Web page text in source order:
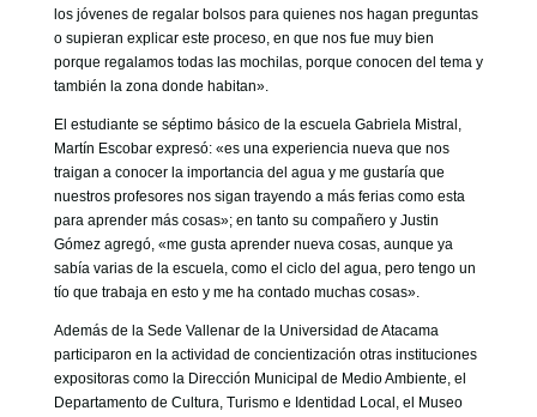
los jóvenes de regalar bolsos para quienes nos hagan preguntas
o supieran explicar este proceso, en que nos fue muy bien
porque regalamos todas las mochilas, porque conocen del tema y
también la zona donde habitan».
El estudiante se séptimo básico de la escuela Gabriela Mistral,
Martín Escobar expresó: «es una experiencia nueva que nos
traigan a conocer la importancia del agua y me gustaría que
nuestros profesores nos sigan trayendo a más ferias como esta
para aprender más cosas»; en tanto su compañero y Justin
Gómez agregó, «me gusta aprender nueva cosas, aunque ya
sabía varias de la escuela, como el ciclo del agua, pero tengo un
tío que trabaja en esto y me ha contado muchas cosas».
Además de la Sede Vallenar de la Universidad de Atacama
participaron en la actividad de concientización otras instituciones
expositoras como la Dirección Municipal de Medio Ambiente, el
Departamento de Cultura, Turismo e Identidad Local, el Museo